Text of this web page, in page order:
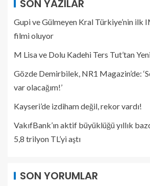
SON YAZILAR
Gupi ve Gülmeyen Kral Türkiye’nin ilk
filmi oluyor
M Lisa ve Dolu Kadehi Ters Tut’tan
Gözde Demirbilek, NR1 Magazin’de:
var olacağım!’
Kayseri’de izdiham değil, rekor vardı!
VakıfBank’ın aktif büyüklüğü yıllık
5,8 trilyon TL’yi aştı
SON YORUMLAR